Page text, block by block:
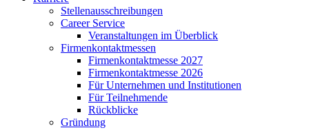
Stellenausschreibungen
Career Service
Veranstaltungen im Überblick
Firmenkontaktmessen
Firmenkontaktmesse 2027
Firmenkontaktmesse 2026
Für Unternehmen und Institutionen
Für Teilnehmende
Rückblicke
Gründung